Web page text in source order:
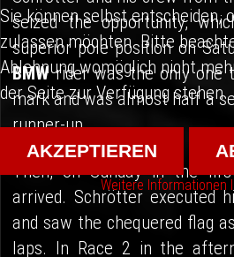
seized the opportunity,
superior pole position on
BMWrider was the only one
mark and was almost half a
runner-up.
Then, on Sunday in the
arrived. Schrötter executed
and saw the chequered flag
laps. In Race 2 in the
Sie können selbst entscheiden,
zulassen möchten. Bitte
Ablehnung womöglich nicht
der Seite zur Verfügung stehen.
AKZEPTIEREN
Weitere Informationen